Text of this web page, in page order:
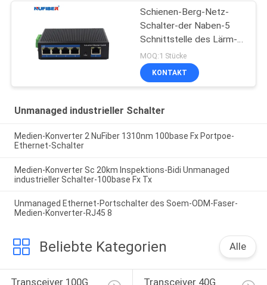
Schienen-Berg-Netz-
Schalter-der Naben-5
Schnittstelle des Lärm-
IP40 Hafen-des Gigabit-
Rj45 UTP
MOQ:1 Stücke
KONTAKT
Unmanaged industrieller Schalter
Medien-Konverter 2 NuFiber 1310nm 100base Fx Portpoe-
Ethernet-Schalter
Medien-Konverter Sc 20km Inspektions-Bidi Unmanaged
industrieller Schalter-100base Fx Tx
Unmanaged Ethernet-Portschalter des Soem-ODM-Faser-
Medien-Konverter-RJ45 8
Beliebte Kategorien Alle
Transceiver 100G Transceiver 40G